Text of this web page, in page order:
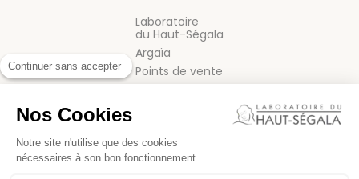
Laboratoire
du Haut-Ségala
Argaïa
Points de vente
Continuer sans accepter
Nos Cookies
Notre site n'utilise que des cookies
nécessaires à son bon fonctionnement.